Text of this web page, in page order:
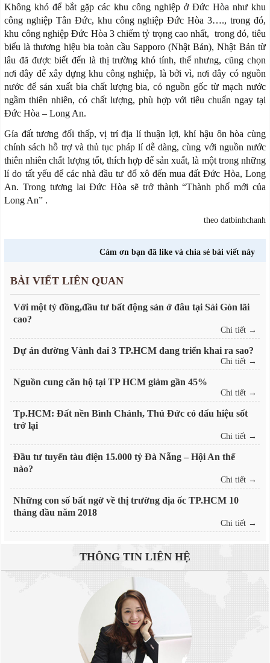
Không khó để bắt gặp các khu công nghiệp ở Đức Hòa như khu
công nghiệp Tân Đức, khu công nghiệp Đức Hòa 3…., trong đó,
khu công nghiệp Đức Hòa 3 chiếm tỷ trọng cao nhất, trong đó, tiêu
biểu là thương hiệu bia toàn cầu Sapporo (Nhật Bản), Nhật Bản từ
lâu đã được biết đến là thị trường khó tính, thế nhưng, cũng chọn
nơi đây để xây dựng khu công nghiệp, là bởi vì, nơi đây có nguồn
nước để sản xuất bia chất lượng bia, có nguồn gốc từ mạch nước
ngầm thiên nhiên, có chất lượng, phù hợp với tiêu chuẩn ngay tại
Đức Hòa – Long An.
Gía đất tương đối thấp, vị trí địa lí thuận lợi, khí hậu ôn hòa cùng
chính sách hỗ trợ và thủ tục pháp lí dễ dàng, cùng với nguồn nước
thiên nhiên chất lượng tốt, thích hợp để sản xuất, là một trong những
lí do tất yếu để các nhà đầu tư đổ xô đến mua đất Đức Hòa, Long
An. Trong tương lai Đức Hòa sẽ trở thành “Thành phố mới của
Long An” .
theo datbinhchanh
Cảm ơn bạn đã like và chia sẻ bài viết này
BÀI VIẾT LIÊN QUAN
Với một tỷ đồng,đầu tư bất động sản ở đâu tại Sài Gòn lãi
cao?
Chi tiết →
Dự án đường Vành đai 3 TP.HCM đang triển khai ra sao?
Chi tiết →
Nguồn cung căn hộ tại TP HCM giảm gần 45%
Chi tiết →
Tp.HCM: Đất nền Bình Chánh, Thủ Đức có dấu hiệu sốt
trở lại
Chi tiết →
Đầu tư tuyến tàu điện 15.000 tỷ Đà Nẵng – Hội An thế
nào?
Chi tiết →
Những con số bất ngờ về thị trường địa ốc TP.HCM 10
tháng đầu năm 2018
Chi tiết →
THÔNG TIN LIÊN HỆ